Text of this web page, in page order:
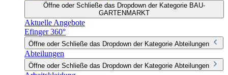
Öffne oder Schließe das Dropdown der Kategorie BAU-
GARTENMARKT
Aktuelle Angebote
Efinger 360°
Öffne oder Schließe das Dropdown der Kategorie Abteilungen
Abteilungen
Öffne oder Schließe das Dropdown der Kategorie Abteilungen